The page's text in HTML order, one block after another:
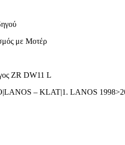
με Μοτέρ
ZR DW11 L
– KLAT|1. LANOS